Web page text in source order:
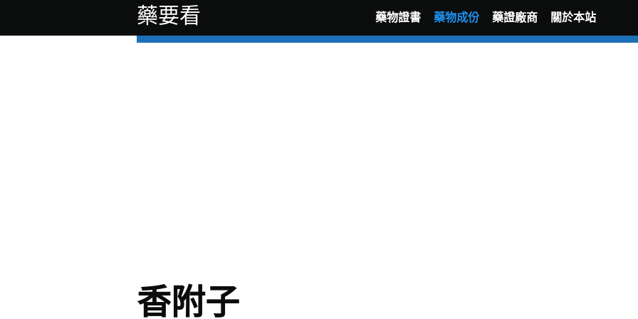
藥要看 藥物證書 藥物成份 藥證廠商 關於本站
香附子